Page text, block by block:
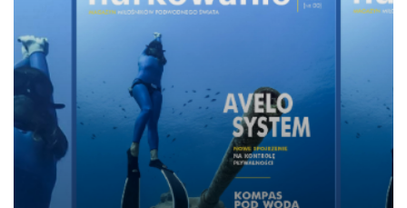
Naukowcy mapują miejsca występowania
chronionych koralowców
Zespół z Uniwersytetu Wiktorii w